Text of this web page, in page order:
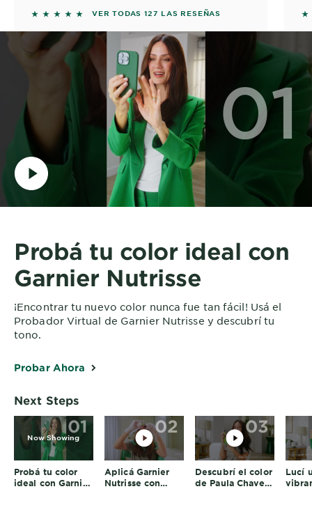
5 out of 5 stars based on reviews
VER TODAS 127 LAS RESEÑAS 5
01
Probá tu color ideal con
Garnier Nutrisse
¡Encontrar tu nuevo color nunca fue tan fácil! Usá el
Probador Virtual de Garnier Nutrisse y descubrí tu
tono.
Probar Ahora
Next Steps
01
Now Showing
Probá tu color
ideal con Garnier
02
Aplicá Garnier
Nutrisse con
03
Descubrí el color
de Paula Chaves
Lucí